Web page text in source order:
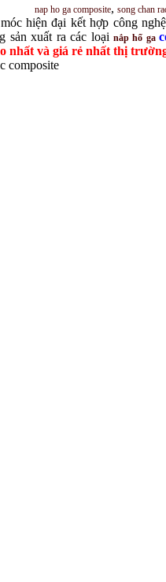
nap ho ga composite, song chan
hiện đại kết hợp công
sản xuất ra các loại nắp hố ga
nhất và giá rẻ nhất thị